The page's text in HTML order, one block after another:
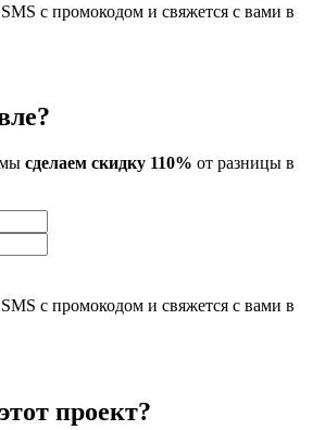
с промокодом и свяжется с вами в
сделаем скидку 110% от разницы в
с промокодом и свяжется с вами в
проект?